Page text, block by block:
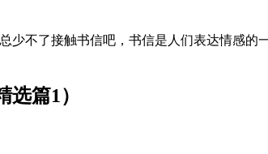
少不了接触书信吧，书信是人们表达情感
篇1）